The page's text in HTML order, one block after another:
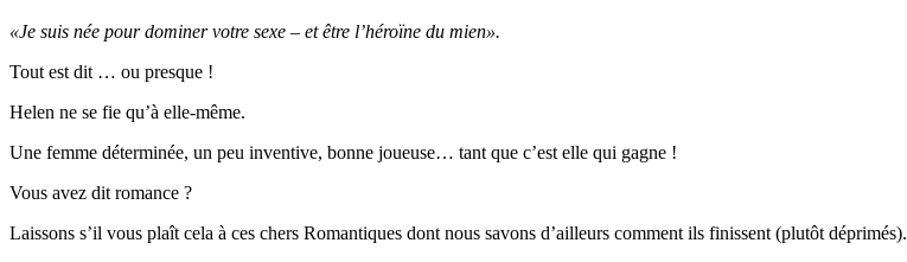
«Je suis née pour dominer votre sexe – et être l’héroïne du mien».
Tout est dit … ou presque !
Helen ne se fie qu’à elle-même.
Une femme déterminée, un peu inventive, bonne joueuse… tant que c’est elle qui gagne !
Vous avez dit romance ?
Laissons s’il vous plaît cela à ces chers Romantiques dont nous savons d’ailleurs comment ils finissent (plutôt déprimés).